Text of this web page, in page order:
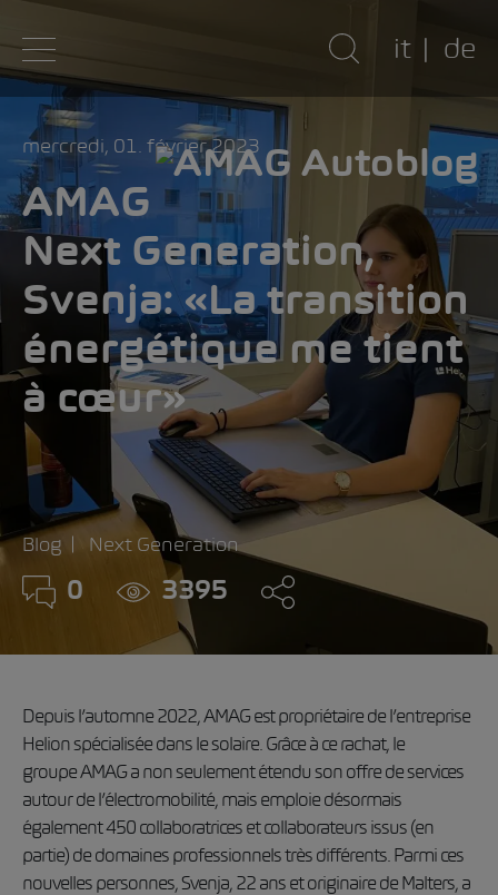
it de
mercredi, 01. février 2023
AMAG
Next Generation,
Svenja: «La transition
énergétique me tient
à cœur»
Blog Next Generation
0 3395
Depuis l’automne 2022, AMAG est propriétaire de l’entreprise
Helion spécialisée dans le solaire. Grâce à ce rachat, le
groupe AMAG a non seulement étendu son offre de services
autour de l’électromobilité, mais emploie désormais
également 450 collaboratrices et collaborateurs issus (en
partie) de domaines professionnels très différents. Parmi ces
nouvelles personnes, Svenja, 22 ans et originaire de Malters, a